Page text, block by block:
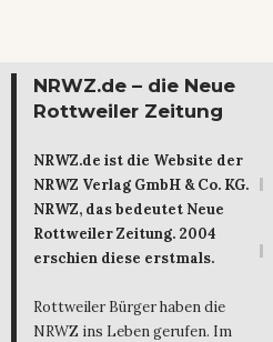
NRWZ.de – die Neue
Rottweiler Zeitung
NRWZ.de ist die Website der
NRWZ Verlag GmbH & Co. KG.
NRWZ, das bedeutet Neue
Rottweiler Zeitung. 2004
erschien diese erstmals.
Rottweiler Bürger haben die
NRWZ ins Leben gerufen. Im